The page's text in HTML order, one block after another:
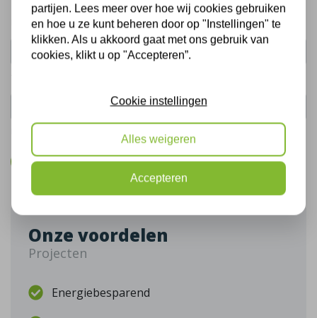
Uw naam:
De gegevens die u hier verstrekt vallen onder ons
Bel mij terug
Onze voordelen
Projecten
Energiebesparend
partijen. Lees meer over hoe wij cookies gebruiken
en hoe u ze kunt beheren door op "Instellingen" te
klikken. Als u akkoord gaat met ons gebruik van
cookies, klikt u op "Accepteren”.
Cookie instellingen
Alles weigeren
Accepteren